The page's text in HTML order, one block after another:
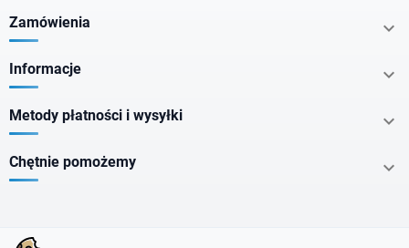
Kraj pochodzenia
Zamówienia 
Informacje 
Metody płatności i wysyłki 
Chętnie pomożemy 